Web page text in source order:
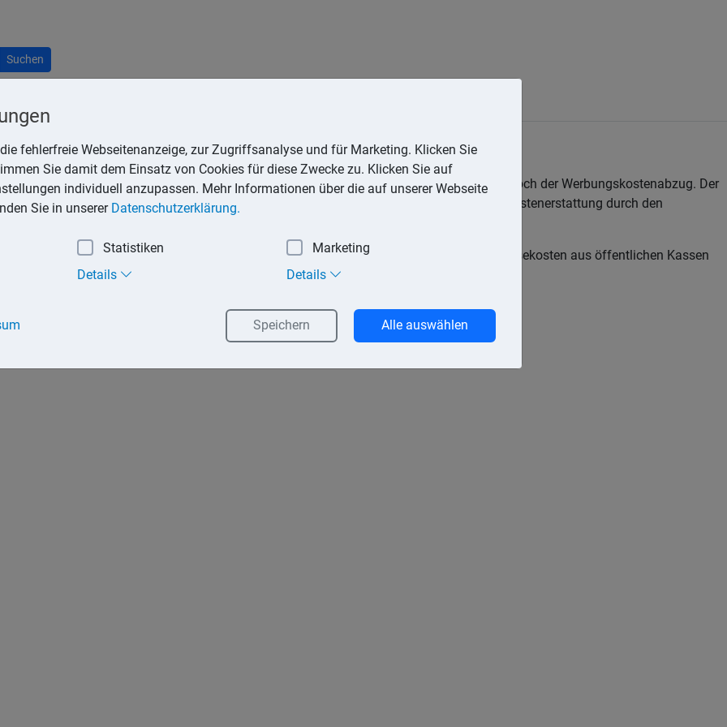
Suchen
für den Arbeitnehmer steuerfreie Einnahmen vor. Mit der Kostenerstattung entfällt jedoch der Werbungskostenabzug. Der
bei seinen Einkünften aus nichtselbstständiger Arbeit geltend machen. Die Reisekostenerstattung durch den
Reisekosten zu 100 % zurückerhält.
vor. Zudem sind diese Einnahmen umsatzsteuerpflichtig. Nur wenn die Reisekosten aus öffentlichen Kassen
damit steuerfrei.
fehlerfreie Webseitenanzeige, zur Zugriffsanalyse und für Marketing. Klicken Sie
Sie damit dem Einsatz von Cookies für diese Zwecke zu. Klicken Sie auf
individuell anzupassen. Mehr Informationen über die auf unserer Webseite
Sie in unserer Datenschutzerklärung.
Statistiken
Marketing
Details Details
Speichern Alle auswählen